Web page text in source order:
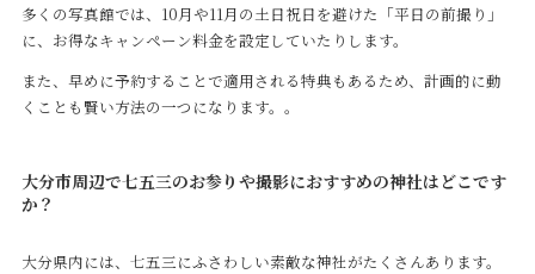
多くの写真館では、10月や11月の土日祝日を避けた「平日の前撮り」
に、お得なキャンペーン料金を設定していたりします。
また、早めに予約することで適用される特典もあるため、計画的に動
くことも賢い方法の一つになります。。
大分市周辺で七五三のお参りや撮影におすすめの神社はどこです
か？
大分県内には、七五三にふさわしい素敵な神社がたくさんあります。